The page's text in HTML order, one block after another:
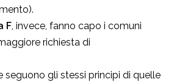
F, invece, fanno capo i comuni
richiesta di
seguono gli stessi principi di quelle